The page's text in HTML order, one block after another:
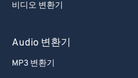
비디오 변환기
Audio 변환기
MP3 변환기